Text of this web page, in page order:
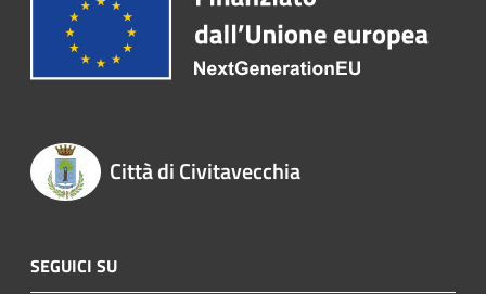
Città di Civitavecchia
SEGUICI SU